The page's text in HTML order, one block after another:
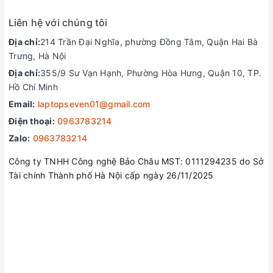
Là phiên bản mới nhất của năm 2024 nên không quá khó để
hiện tại.
Envy Core™ 7 150U có 10 lõi, 12 luồng và tốc độ xung nhịp
tối đa 5,4 GHz với công nghệ Turbo Boost và bộ nhớ đệm 12
Liên hệ với chúng tôi
Địa chỉ:214 Trần Đại Nghĩa, phường Đồng Tâm, Quận Hai Bà
Trưng, Hà Nội
Địa chỉ:355/9 Sư Vạn Hạnh, Phường Hòa Hưng, Quận 10, TP.
Hồ Chí Minh
Email: laptopseven01@gmail.com
Điện thoại: 0963783214
Zalo: 0963783214
Công ty TNHH Công nghệ Bảo Châu MST: 0111294235 do Sở
Tài chính Thành phố Hà Nội cấp ngày 26/11/2025